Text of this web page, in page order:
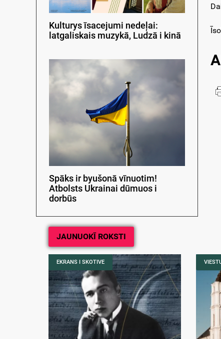
Kulturys īsacejumi nedeļai:
latgaliskais muzykā, Ludzā i kinā
Spāks ir byušonā vīnuotim!
Atbolsts Ukrainai dūmuos i
dorbūs
JAUNUOKĪ ROKSTI
EKRANS I SKOTIVE